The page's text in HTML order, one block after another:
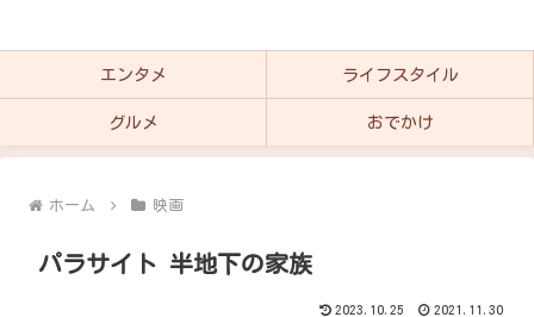
エンタメ ライフスタイル
グルメ おでかけ
ホーム 映画
パラサイト 半地下の家族
2023.10.25 2021.11.30